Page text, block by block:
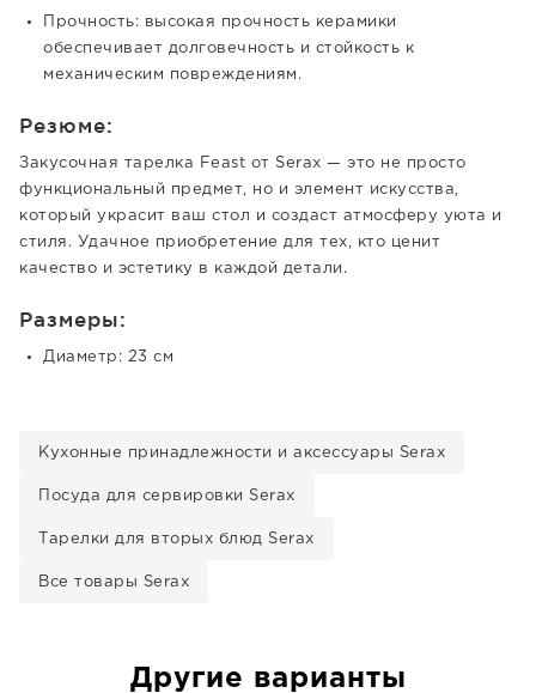
Прочность: высокая прочность керамики
обеспечивает долговечность и стойкость к
механическим повреждениям.
Резюме:
Закусочная тарелка Feast от Serax — это не просто
функциональный предмет, но и элемент искусства,
который украсит ваш стол и создаст атмосферу уюта и
стиля. Удачное приобретение для тех, кто ценит
качество и эстетику в каждой детали.
Размеры:
Диаметр: 23 см
Кухонные принадлежности и аксессуары Serax
Посуда для сервировки Serax
Тарелки для вторых блюд Serax
Все товары Serax
Другие варианты